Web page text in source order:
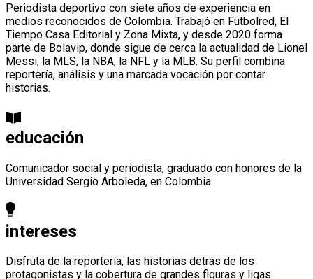
Periodista deportivo con siete años de experiencia en
medios reconocidos de Colombia. Trabajó en Futbolred, El
Tiempo Casa Editorial y Zona Mixta, y desde 2020 forma
parte de Bolavip, donde sigue de cerca la actualidad de Lionel
Messi, la MLS, la NBA, la NFL y la MLB. Su perfil combina
reportería, análisis y una marcada vocación por contar
historias.
educación
Comunicador social y periodista, graduado con honores de la
Universidad Sergio Arboleda, en Colombia.
intereses
Disfruta de la reportería, las historias detrás de los
protagonistas y la cobertura de grandes figuras y ligas